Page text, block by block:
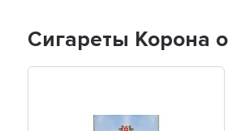
Сигареты Корона